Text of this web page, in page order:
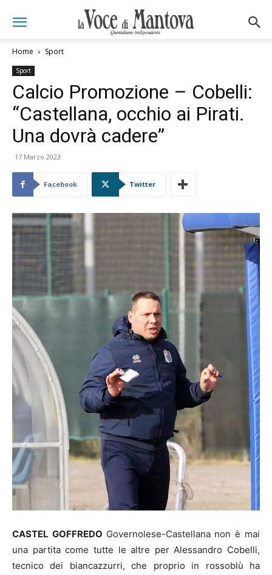
Home Sport
Sport
Calcio Promozione – Cobelli:
“Castellana, occhio ai Pirati.
Una dovrà cadere”
17 Marzo 2023
Facebook Twitter
CASTEL GOFFREDO Governolese-Castellana non è mai
una partita come tutte le altre per Alessandro Cobelli,
tecnico dei biancazzurri, che proprio in rossoblù ha